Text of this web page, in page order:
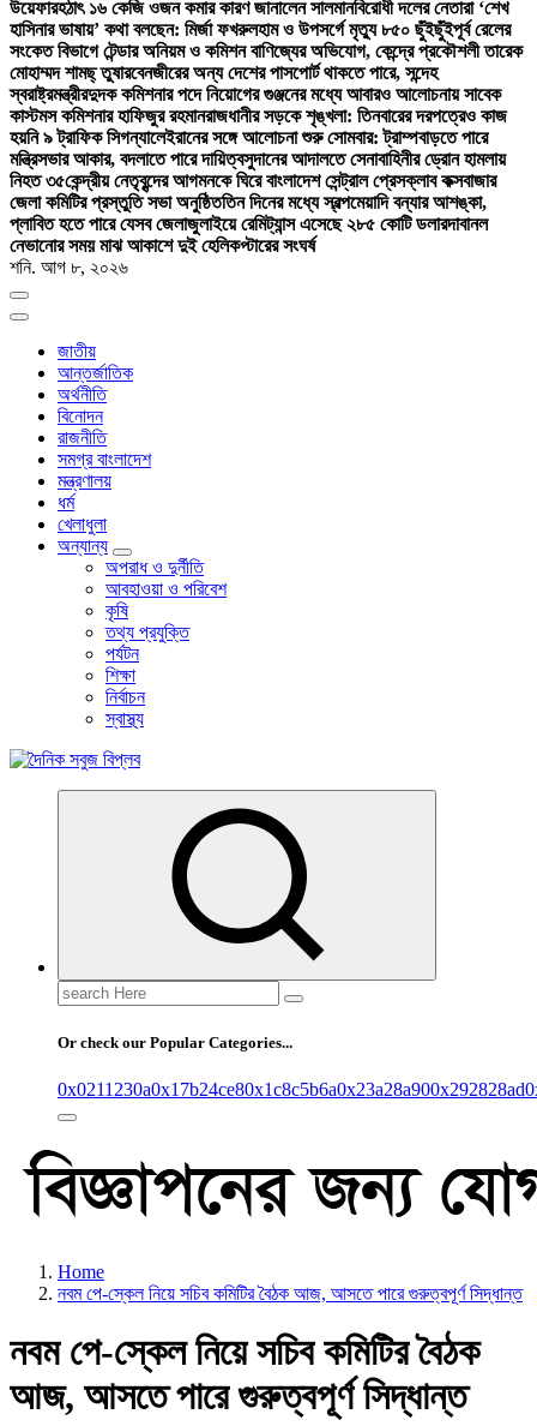
উয়েফারহঠাৎ ১৬ কেজি ওজন কমার কারণ জানালেন সালমানবিরোধী দলের নেতারা ‘শেখ
হাসিনার ভাষায়’ কথা বলছেন: মির্জা ফখরুলহাম ও উপসর্গে মৃত্যু ৮৫০ ছুঁইছুঁইপূর্ব রেলের
সংকেত বিভাগে টেন্ডার অনিয়ম ও কমিশন বাণিজ্যের অভিযোগ, কেন্দ্রে প্রকৌশলী তারেক
মোহাম্মদ শামছ্ তুষারবেনজীরের অন্য দেশের পাসপোর্ট থাকতে পারে, সন্দেহ
স্বরাষ্ট্রমন্ত্রীরদুদক কমিশনার পদে নিয়োগের গুঞ্জনের মধ্যে আবারও আলোচনায় সাবেক
কাস্টমস কমিশনার হাফিজুর রহমানরাজধানীর সড়কে শৃঙ্খলা: তিনবারের দরপত্রেও কাজ
হয়নি ৯ ট্রাফিক সিগন্যালেইরানের সঙ্গে আলোচনা শুরু সোমবার: ট্রাম্পবাড়তে পারে
মন্ত্রিসভার আকার, বদলাতে পারে দায়িত্বসুদানের আদালতে সেনাবাহিনীর ড্রোন হামলায়
নিহত ৩৫কেন্দ্রীয় নেতৃবৃন্দের আগমনকে ঘিরে বাংলাদেশ সেন্ট্রাল প্রেসক্লাব কক্সবাজার
জেলা কমিটির প্রস্তুতি সভা অনুষ্ঠিততিন দিনের মধ্যে স্বল্পমেয়াদি বন্যার আশঙ্কা,
প্লাবিত হতে পারে যেসব জেলাজুলাইয়ে রেমিট্যান্স এসেছে ২৮৫ কোটি ডলারদাবানল
নেভানোর সময় মাঝ আকাশে দুই হেলিকপ্টারের সংঘর্ষ
শনি. আগ ৮, ২০২৬
জাতীয়
আন্তর্জাতিক
অর্থনীতি
বিনোদন
রাজনীতি
সমগ্র বাংলাদেশ
মন্ত্রণালয়
ধর্ম
খেলাধুলা
অন্যান্য
অপরাধ ও দুর্নীতি
আবহাওয়া ও পরিবেশ
কৃষি
তথ্য প্রযুক্তি
পর্যটন
শিক্ষা
নির্বাচন
স্বাস্থ্য
বাংলা নিউজ পেপার
Search
for:
Or check our Popular Categories...
0x0211230a0x17b24ce80x1c8c5b6a0x23a28a900x292828ad
Home
নবম পে-স্কেল নিয়ে সচিব কমিটির বৈঠক আজ, আসতে পারে গুরুত্বপূর্ণ সিদ্ধান্ত
নবম পে-স্কেল নিয়ে সচিব কমিটির বৈঠক
আজ, আসতে পারে গুরুত্বপূর্ণ সিদ্ধান্ত